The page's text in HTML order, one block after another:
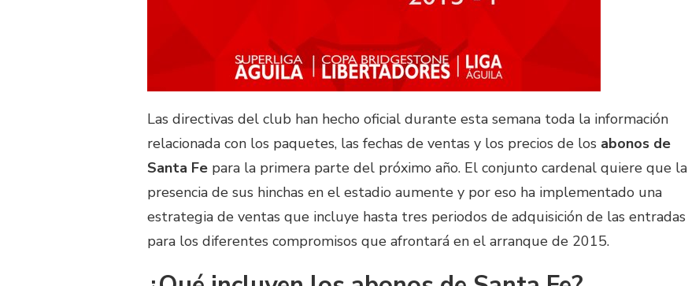
Las directivas del club han hecho oficial durante esta semana toda la información
relacionada con los paquetes, las fechas de ventas y los precios de los abonos de
Santa Fe para la primera parte del próximo año. El conjunto cardenal quiere que la
presencia de sus hinchas en el estadio aumente y por eso ha implementado una
estrategia de ventas que incluye hasta tres periodos de adquisición de las entradas
para los diferentes compromisos que afrontará en el arranque de 2015.